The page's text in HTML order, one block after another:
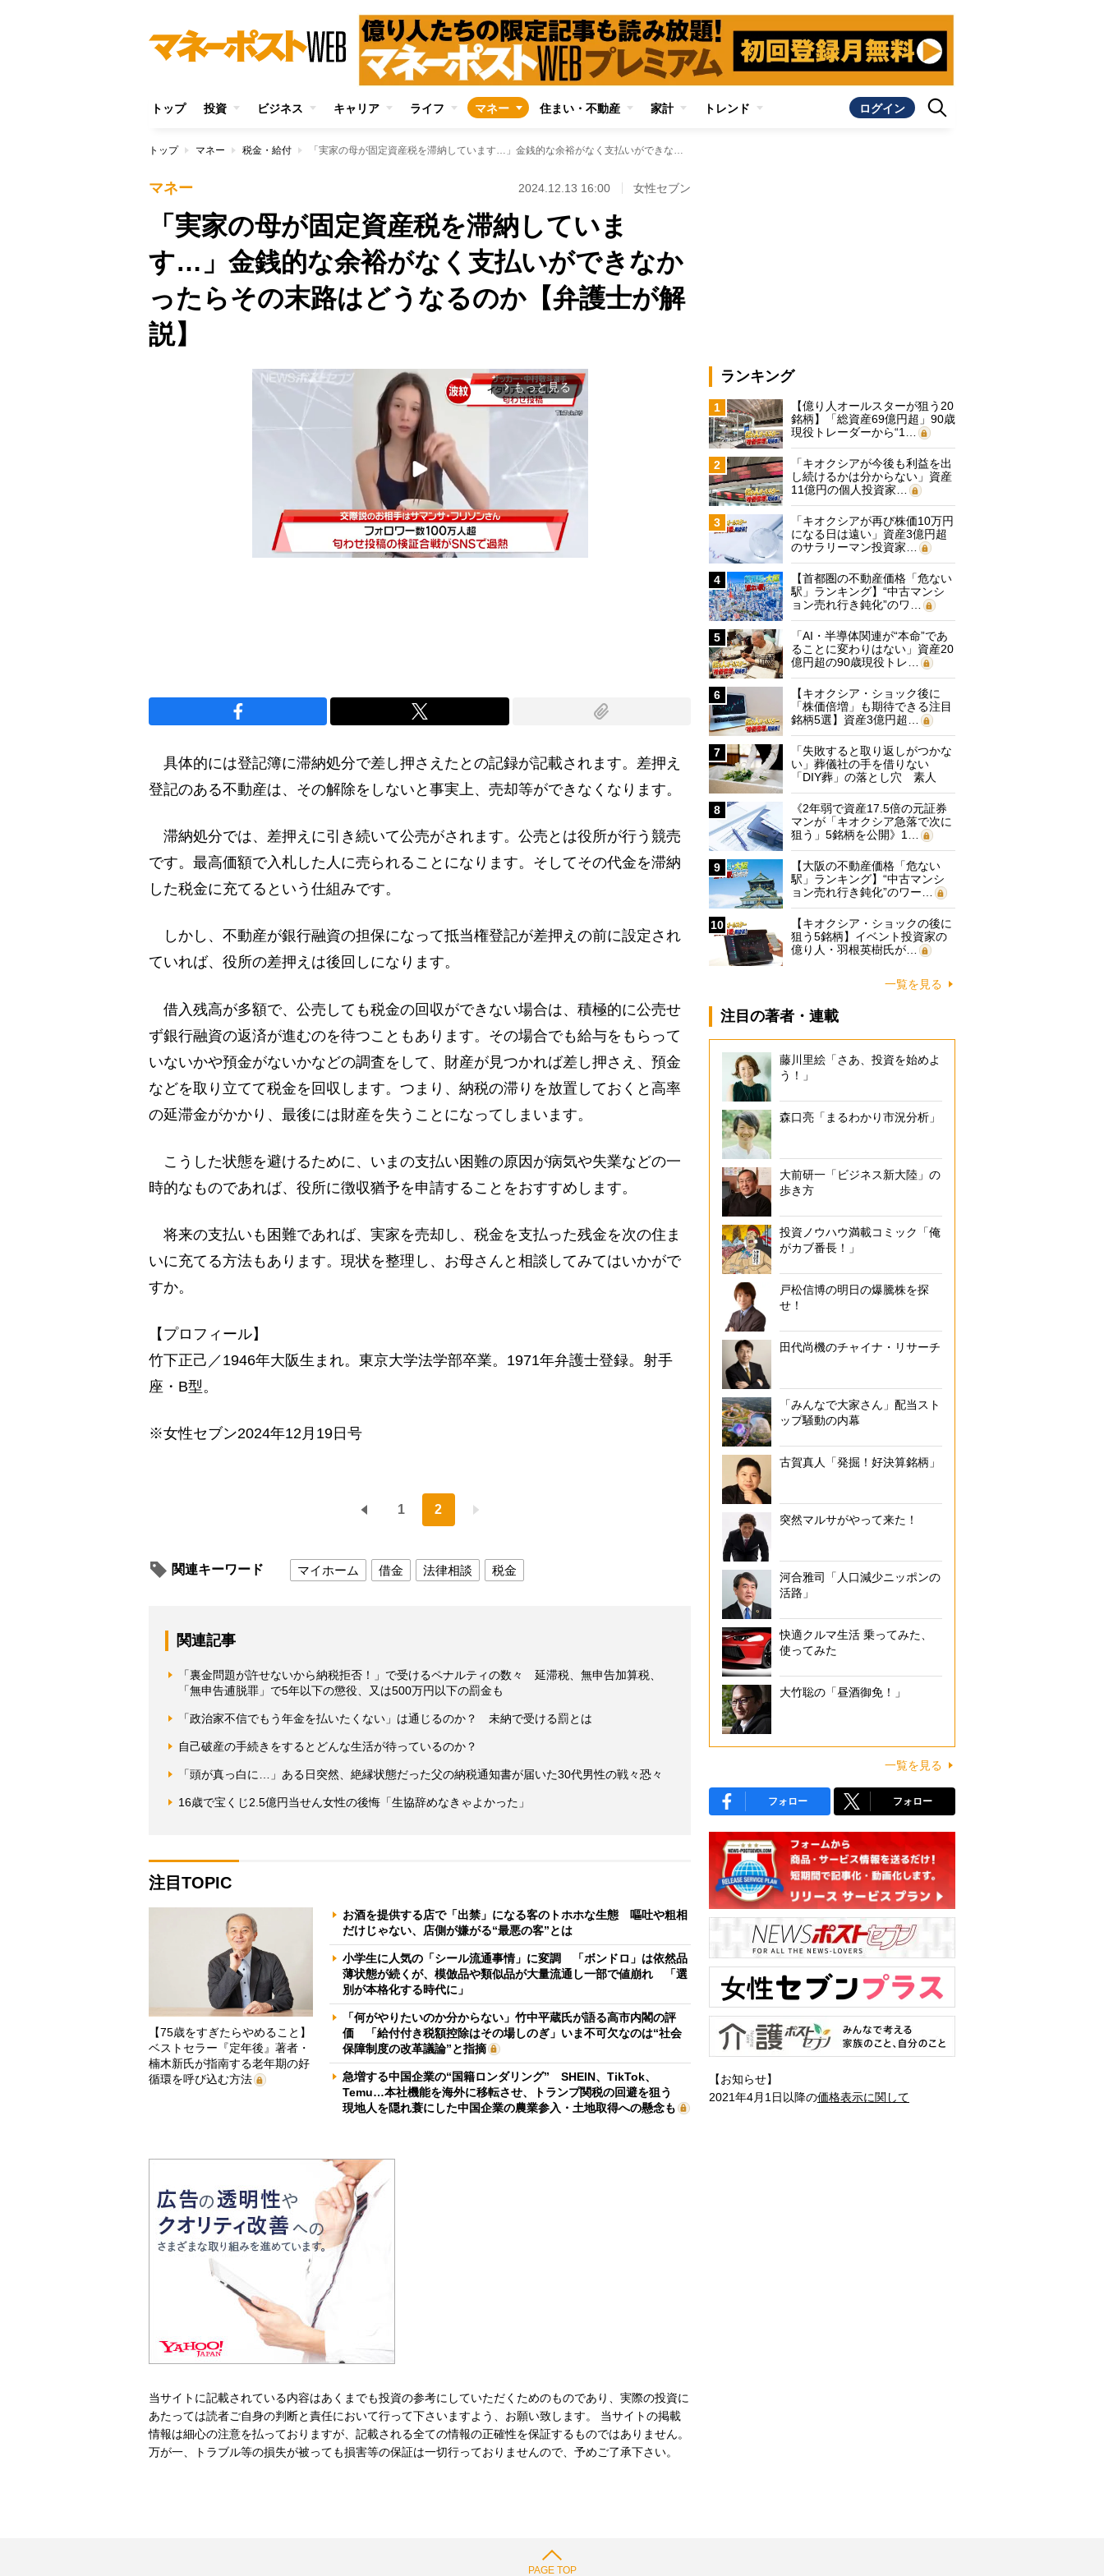
トップ 投資 ビジネス キャリア ライフ マネー 住まい・不動産 家計 トレンド ログイン
トップ マネー 税金・給付 「実家の母が固定資産税を滞納しています…」金銭的な余裕がなく支払いができなかったらその末路はどうなるのか【弁護士が解説】
マネー 2024.12.13 16:00 女性セブン
「実家の母が固定資産税を滞納していま
す…」金銭的な余裕がなく支払いができなか
ったらその末路はどうなるのか【弁護士が解
説】
arrow_forward_ios もっと見る
具体的には登記簿に滞納処分で差し押さえたとの記録が記載されます。差押え
登記のある不動産は、その解除をしないと事実上、売却等ができなくなります。
滞納処分では、差押えに引き続いて公売がされます。公売とは役所が行う競売
です。最高価額で入札した人に売られることになります。そしてその代金を滞納
した税金に充てるという仕組みです。
しかし、不動産が銀行融資の担保になって抵当権登記が差押えの前に設定され
ていれば、役所の差押えは後回しになります。
借入残高が多額で、公売しても税金の回収ができない場合は、積極的に公売せ
ず銀行融資の返済が進むのを待つこともあります。その場合でも給与をもらって
いないかや預金がないかなどの調査をして、財産が見つかれば差し押さえ、預金
などを取り立てて税金を回収します。つまり、納税の滞りを放置しておくと高率
の延滞金がかかり、最後には財産を失うことになってしまいます。
こうした状態を避けるために、いまの支払い困難の原因が病気や失業などの一
時的なものであれば、役所に徴収猶予を申請することをおすすめします。
将来の支払いも困難であれば、実家を売却し、税金を支払った残金を次の住ま
いに充てる方法もあります。現状を整理し、お母さんと相談してみてはいかがで
すか。
【プロフィール】
竹下正己／1946年大阪生まれ。東京大学法学部卒業。1971年弁護士登録。射手
座・B型。
※女性セブン2024年12月19日号
1 2
関連キーワード マイホーム 借金 法律相談 税金
関連記事
「裏金問題が許せないから納税拒否！」で受けるペナルティの数々 延滞税、無申告加算税、
「無申告逋脱罪」で5年以下の懲役、又は500万円以下の罰金も
「政治家不信でもう年金を払いたくない」は通じるのか？ 未納で受ける罰とは
自己破産の手続きをするとどんな生活が待っているのか？
「頭が真っ白に…」ある日突然、絶縁状態だった父の納税通知書が届いた30代男性の戦々恐々
16歳で宝くじ2.5億円当せん女性の後悔「生協辞めなきゃよかった」
注目TOPIC
【75歳をすぎたらやめること】
ベストセラー『定年後』著者・
楠木新氏が指南する老年期の好
循環を呼び込む方法
お酒を提供する店で「出禁」になる客のトホホな生態 嘔吐や粗相
だけじゃない、店側が嫌がる“最悪の客”とは
小学生に人気の「シール流通事情」に変調 「ボンドロ」は依然品
薄状態が続くが、模倣品や類似品が大量流通し一部で値崩れ 「選
別が本格化する時代に」
「何がやりたいのか分からない」竹中平蔵氏が語る高市内閣の評
価 「給付付き税額控除はその場しのぎ」いま不可欠なのは“社会
保障制度の改革議論”と指摘
急増する中国企業の“国籍ロンダリング” SHEIN、TikTok、
Temu…本社機能を海外に移転させ、トランプ関税の回避を狙う
現地人を隠れ蓑にした中国企業の農業参入・土地取得への懸念も
当サイトに記載されている内容はあくまでも投資の参考にしていただくためのものであり、実際の投資に
あたっては読者ご自身の判断と責任において行って下さいますよう、お願い致します。 当サイトの掲載
情報は細心の注意を払っておりますが、記載される全ての情報の正確性を保証するものではありません。
万が一、トラブル等の損失が被っても損害等の保証は一切行っておりませんので、予めご了承下さい。
ランキング
1
【億り人オールスターが狙う20
銘柄】「総資産69億円超」90歳
現役トレーダーから“1…
2
「キオクシアが今後も利益を出
し続けるかは分からない」資産
11億円の個人投資家…
3
「キオクシアが再び株価10万円
になる日は遠い」資産3億円超
のサラリーマン投資家…
4
【首都圏の不動産価格「危ない
駅」ランキング】“中古マンシ
ョン売れ行き鈍化”のワ…
5
「AI・半導体関連が“本命”であ
ることに変わりはない」資産20
億円超の90歳現役トレ…
6
【キオクシア・ショック後に
「株価倍増」も期待できる注目
銘柄5選】資産3億円超…
7
「失敗すると取り返しがつかな
い」葬儀社の手を借りない
「DIY葬」の落とし穴 素人
に…
8
《2年弱で資産17.5倍の元証券
マンが「キオクシア急落で次に
狙う」5銘柄を公開》1…
9
【大阪の不動産価格「危ない
駅」ランキング】“中古マンシ
ョン売れ行き鈍化”のワー…
10
【キオクシア・ショックの後に
狙う5銘柄】イベント投資家の
億り人・羽根英樹氏が…
一覧を見る
注目の著者・連載
藤川里絵「さあ、投資を始めよ
う！」
森口亮「まるわかり市況分析」
大前研一「ビジネス新大陸」の
歩き方
投資ノウハウ満載コミック「俺
がカブ番長！」
戸松信博の明日の爆騰株を探
せ！
田代尚機のチャイナ・リサーチ
「みんなで大家さん」配当スト
ップ騒動の内幕
古賀真人「発掘！好決算銘柄」
突然マルサがやって来た！
河合雅司「人口減少ニッポンの
活路」
快適クルマ生活 乗ってみた、
使ってみた
大竹聡の「昼酒御免！」
一覧を見る
フォロー フォロー
【お知らせ】
2021年4月1日以降の価格表示に関して
PAGE TOP